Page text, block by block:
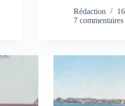
Rédaction
7 commentaires